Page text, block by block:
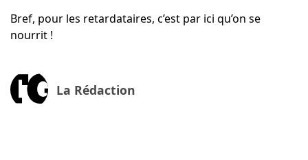
Bref, pour les retardataires, c’est par ici qu’on se
nourrit!
La Rédaction